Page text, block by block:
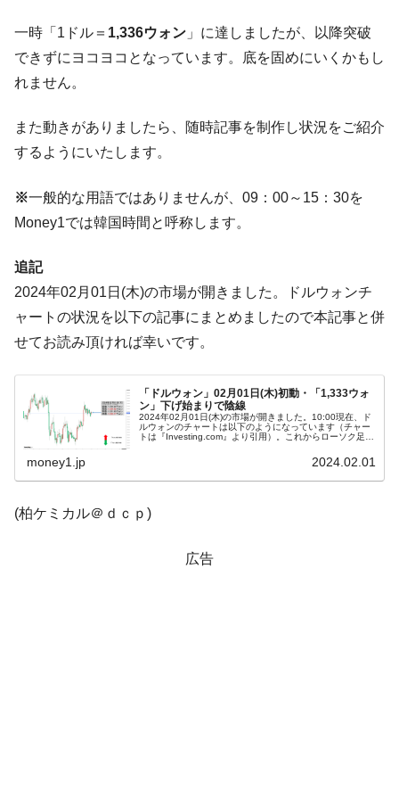
『Money1』
韓国政府「2035年までに18.4GW規模のAIデ
ータセンター整備」⇒ だから無理だってば。
『Money1』
『Money1』
韓国『国民年金公団』株価暴落で200兆蒸
発。
ャンペーン」⇒ あの名物教授も登場！
『Money1』
韓国「橋が落ちました」⇒ 耐久性「なさす
営業利益80.2％も減少
米国下院「韓国の公務員個人をターゲット
にぶん殴る法案」提出！⇒ クーパン問題は合衆国企業に対
『Money1』
韓国ボンクラ政策室長･金容範、株価暴落に
他人事のような発言。
『Money1』
韓国半導体『SKハイニックス』2026年2Qの
業績「史上最高益」当期純利益は前年同期比13.4倍に。
機 ⇒ 10.7兆では損が出るからできない。
日(水)もサイドカー・サーキットブレイカーの二段コンボ
一時「1ドル＝ 1,336ウォン 」に達しましたが、以降突破
できずにヨコヨコとなっています。底を固めにいくかもし
れません。
また動きがありましたら、随時記事を制作し状況をご紹介
するようにいたします。
※一般的な用語ではありませんが、09：00～15：30を
Money1では韓国時間と呼称します。
追記
2024年02月01日(木)の市場が開きました。ドルウォンチ
ャートの状況を以下の記事にまとめましたので本記事と併
せてお読み頂ければ幸いです。
「ドルウォン」02月01日(木)初動・「1,333ウォ
ン」下げ始まりで陰線
2024年02月01日(木)の市場が開きました。10:00現在、ド
ルウォンのチャートは以下のようになっています（チャー
トは『Investing.com』より引用）。これからローソク足の
money1.jp 2024.02.01
(柏ケミカル＠ｄｃｐ)
広告